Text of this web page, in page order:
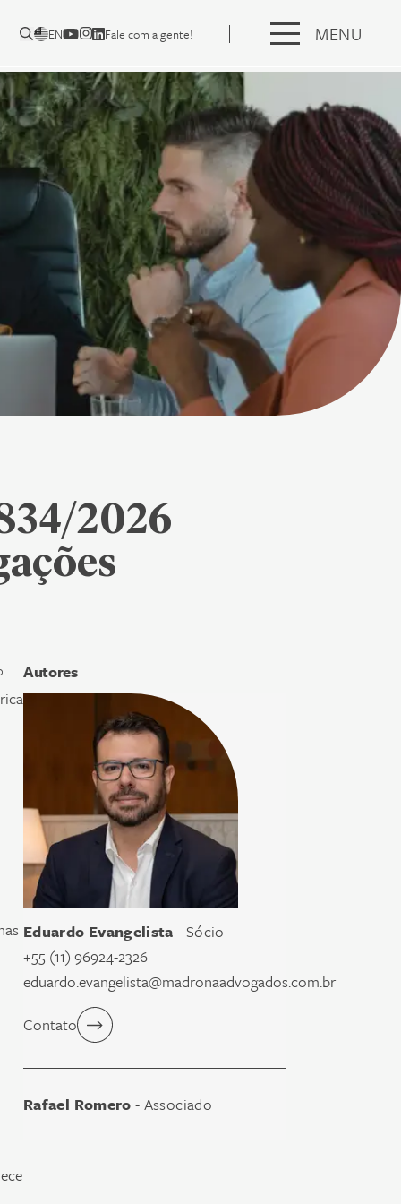
EN Fale com a gente! MENU
2026
Autores
Eduardo Evangelista - Sócio
+55 (11) 96924-2326
eduardo.evangelista@madronaadvogados.com.br
Contato
Rafael Romero - Associado